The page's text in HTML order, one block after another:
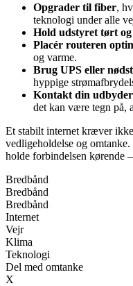
Opgrader til fiber,
teknologi under alle
Hold udstyret tørt
Placér routeren
og varme.
Brug UPS eller
hyppige
Kontakt din udbyder
det kan være tegn på,
Et stabilt internet kræver
vedligeholdelse og
holde forbindelsen kørende
Bredbånd
Bredbånd
Bredbånd
Internet
Vejr
Klima
Teknologi
Del med omtanke
X